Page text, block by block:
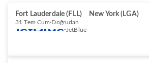
Fort Lauderdale (FLL) New York (LGA)
31 Tem Cum Doğrudan
JetBlue